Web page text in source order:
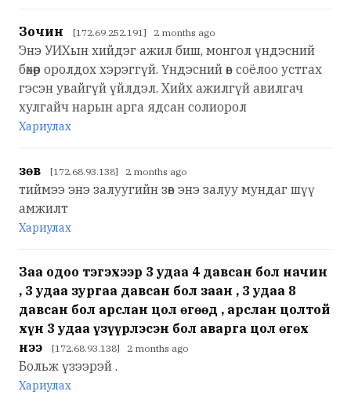
Зочин [172.69.252.191] 2 months ago
Энэ УИХын хийдэг ажил биш, монгол үндэсний
бөхөөр оролдох хэрэггүй. Үндэсний өв соёлоо устгах
гэсэн увайгүй үйлдэл. Хийх ажилгүй авилгач
хулгайч нарын арга ядсан солиорол
Хариулах
зөв [172.68.93.138] 2 months ago
тиймээ энэ залуугийн зөв энэ залуу мундаг шүү
амжилт
Хариулах
Заа одоо тэгэхээр 3 удаа 4 давсан бол начин
, 3 удаа зургаа давсан бол заан , 3 удаа 8
давсан бол арслан цол өгөөд , арслан цолтой
хүн 3 удаа үзүүрлэсэн бол аварга цол өгөх
нээ
[172.68.93.138] 2 months ago
Больж үзээрэй .
Хариулах